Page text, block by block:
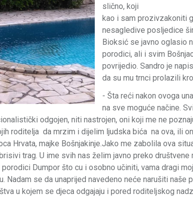
slično, koji
kao i sam prozivzakoniti
nesagledive posljedice
Bioksić se javno oglasio
porodici, ali i svim
povrijedio. Sandro je
da su mu trnci prolazili
- Šta reći nakon ovoga
na sve moguće načine.
odgojen, niti nastrojen, oni koji me ne
roditelja da mrzim i dijelim ljudska bića na ova, ili
Hrvata, majke Bošnjakinje.Jako me zabolila ova
trag. U ime svih nas želim javno preko
Dumpor što cu i osobno učiniti, vama dragi
se da unaprijed navedeno neće narušiti naše
u kojem se djeca odgajaju i pored roditeljskog